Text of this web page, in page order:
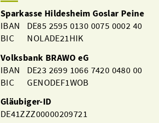
Sparkasse Hildesheim Goslar Peine
IBAN DE85 2595 0130 0075 0002 40
BIC NOLADE21HIK
Volksbank BRAWO eG
IBAN DE23 2699 1066 7420 0480 00
BIC GENODEF1WOB
Gläubiger-ID
DE41ZZZ00000209721